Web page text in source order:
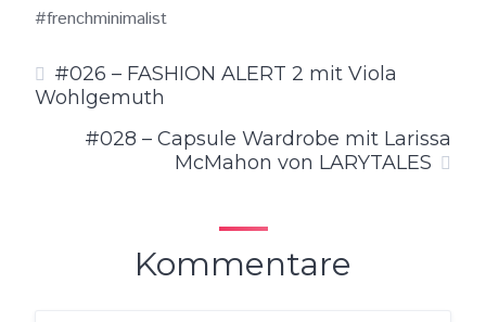
#frenchminimalist
#026 – FASHION ALERT 2 mit Viola
Wohlgemuth
#028 – Capsule Wardrobe mit Larissa
McMahon von LARYTALES
Kommentare